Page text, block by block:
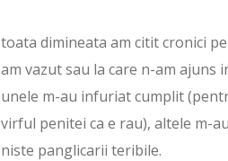
toata dimineata am citit cronici
am vazut sau la care n-am ajuns
unele m-au infuriat cumplit
virful penitei ca e rau), altele m-
niste panglicarii teribile.